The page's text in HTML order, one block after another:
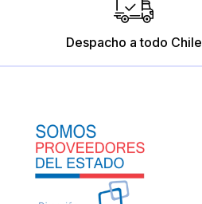
Despacho a todo Chile